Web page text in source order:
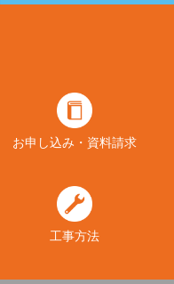
お申し込み・資料請求
工事方法